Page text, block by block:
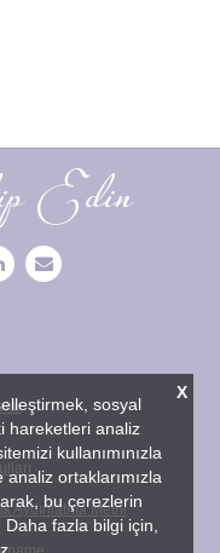
Edin
Aydınlatma Metni
X
sosyal
hareketleri analiz
kullanımınızla
ortaklarımızla
bu çerezlerin
Daha fazla bilgi için,